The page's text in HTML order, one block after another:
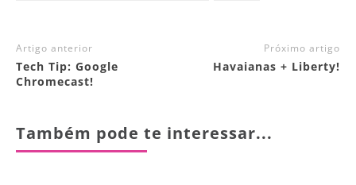
Artigo anterior
Tech Tip: Google
Chromecast!
Próximo artigo
Havaianas + Liberty!
Também pode te interessar...